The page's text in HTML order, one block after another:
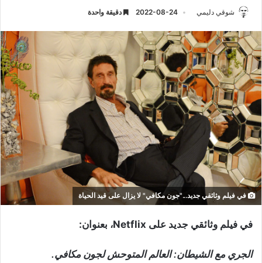
شوقي دليمي 2022-08-24 دقيقة واحدة
في فيلم وثائقي جديد..."جون مكافي" لا يزال على قيد الحياة
في فيلم وثائقي جديد على Netflix، بعنوان:
الجري مع الشيطان: العالم المتوحش لجون مكافي.